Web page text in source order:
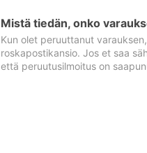
Mistä tiedän, onko
Kun olet peruuttanut
roskapostikansio. Jos et saa
että peruutusilmoitus on